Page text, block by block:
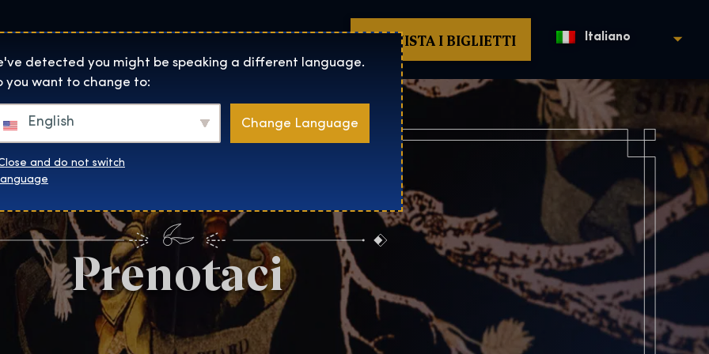
Exhibition home page
Sedi Informazioni su Negozio ACQUISTA I BIGLIETTI Italiano
Prenotaci
detected you might be speaking a different language.
you want to change to:
English Change Language
and do not switch